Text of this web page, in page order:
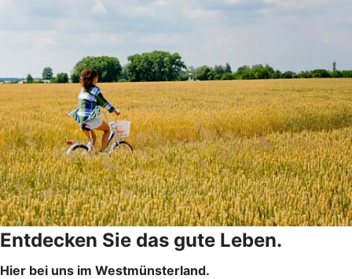
Entdecken Sie das gute Leben.
Hier bei uns im Westmünsterland.